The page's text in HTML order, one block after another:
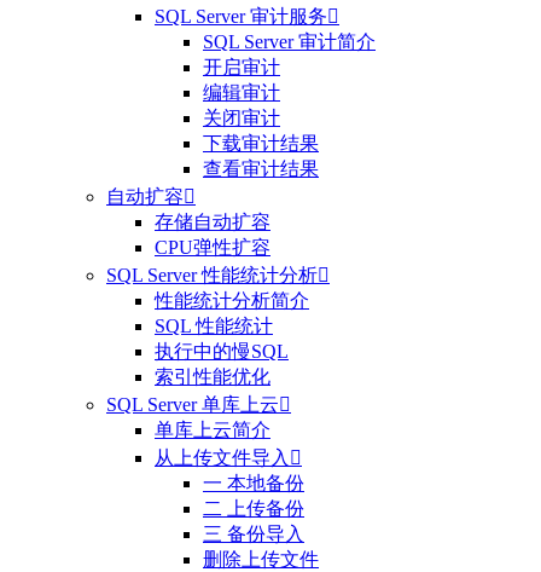
SQL Server 审计服务
SQL Server 审计简介
开启审计
编辑审计
关闭审计
下载审计结果
查看审计结果
自动扩容
存储自动扩容
CPU弹性扩容
SQL Server 性能统计分析
性能统计分析简介
SQL 性能统计
执行中的慢SQL
索引性能优化
SQL Server 单库上云
单库上云简介
从上传文件导入 
一 本地备份
二 上传备份
三 备份导入
删除上传文件